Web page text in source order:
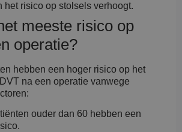
het risico op stolsels verhoogt.
meeste risico op
operatie?
hebben een hoger risico op het
na een operatie vanwege
ouder dan 60 hebben een